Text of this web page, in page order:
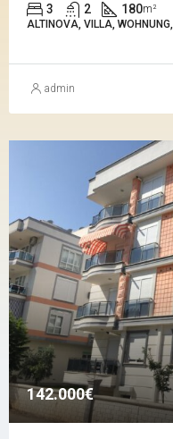
3 2 180m²
ALTINOVA, VILLA,
admin
142.000€